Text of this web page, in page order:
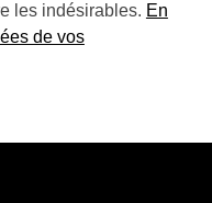
les indésirables. En
de vos